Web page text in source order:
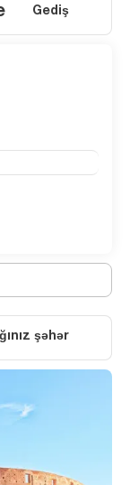
Gediş
şəhər